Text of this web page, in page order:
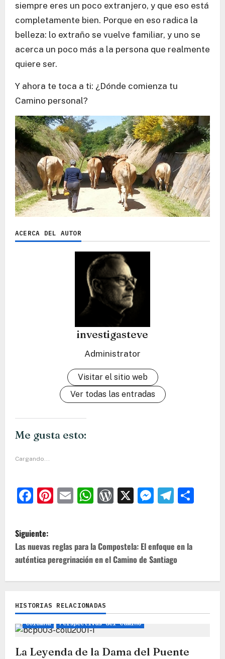
siempre eres un poco extranjero, y que eso está
completamente bien. Porque en eso radica la
belleza: lo extraño se vuelve familiar, y uno se
acerca un poco más a la persona que realmente
quiere ser.
Y ahora te toca a ti: ¿Dónde comienza tu
Camino personal?
ACERCA DEL AUTOR
investigasteve
Administrator
Visitar el sitio web
Ver todas las entradas
Me gusta esto:
Cargando...
Facebook
Pinterest
EmailWhatsApp
WordPress
X
N
a
v
e
a
c
i
Siguiente:
Las nuevas reglas para la Compostela: El enfoque en la
auténtica peregrinación en el Camino de Santiago
HISTORIAS RELACIONADAS
Leyendas, Mitos e Historias
Columna Perspectivas del Camino
La Leyenda de la Dama del Puente